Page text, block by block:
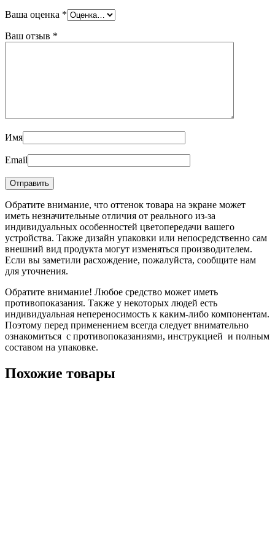
Ваша оценка *
Ваш отзыв *
Имя
Email
Обратите внимание, что оттенок товара на экране может
иметь незначительные отличия от реального из-за
индивидуальных особенностей цветопередачи вашего
устройства. Также дизайн упаковки или непосредственно сам
внешний вид продукта могут изменяться производителем.
Если вы заметили расхождение, пожалуйста, сообщите нам
для уточнения.
Обратите внимание! Любое средство может иметь
противопоказания. Также у некоторых людей есть
индивидуальная непереносимость к каким-либо компонентам.
Поэтому перед применением всегда следует внимательно
ознакомиться с противопоказаниями, инструкцией и полным
составом на упаковке.
Похожие товары